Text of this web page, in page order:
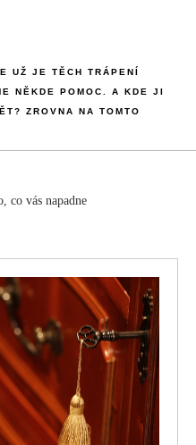
UŽ JE TĚCH TRÁPENÍ
NĚKDE POMOC. A KDE JI
ZROVNA NA TOMTO
co vás napadne